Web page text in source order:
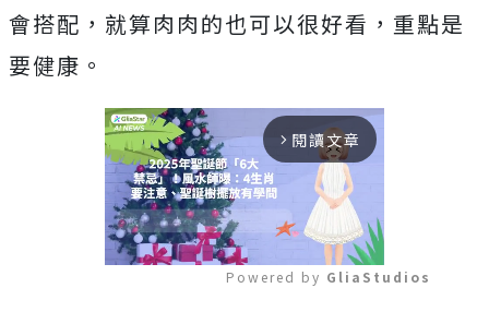
會搭配，就算肉肉的也可以很好看，重點是
要健康。
arrow_forward_ios 閱讀文章
Powered by GliaStudios